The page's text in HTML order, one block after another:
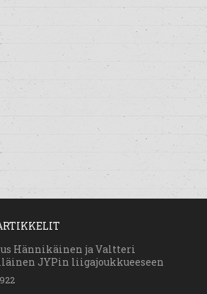
Hännikäinen ja Valtteri
JYPin liigajoukkueeseen